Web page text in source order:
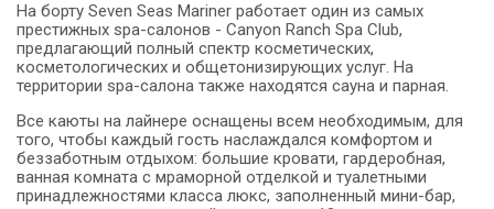
На борту Seven Seas Mariner работает один из самых
престижных spa-салонов - Canyon Ranch Spa Club,
предлагающий полный спектр косметических,
косметологических и общетонизирующих услуг. На
территории spa-салона также находятся сауна и парная.
Все каюты на лайнере оснащены всем необходимым, для
того, чтобы каждый гость наслаждался комфортом и
беззаботным отдыхом: большие кровати, гардеробная,
ванная комната с мраморной отделкой и туалетными
принадлежностями класса люкс, заполненный мини-бар,